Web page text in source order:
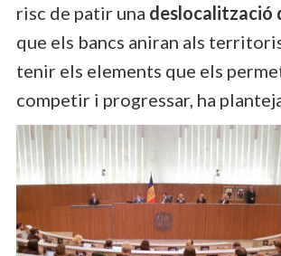
risc de patir una deslocalització
que els bancs aniran als
tenir els elements que els
competir i progressar, ha